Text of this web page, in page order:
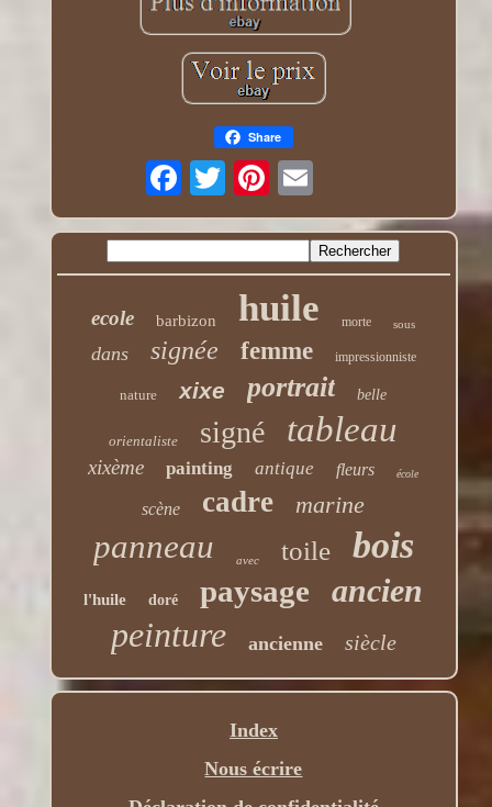
Share
ecole barbizon huile morte sous
dans signée femme impressionniste
nature xixe portrait belle
orientaliste signé tableau
xixème painting antique fleurs école
scène cadre marine
panneau avec toile bois
l'huile doré paysage ancien
peinture ancienne siècle
Index
Nous écrire